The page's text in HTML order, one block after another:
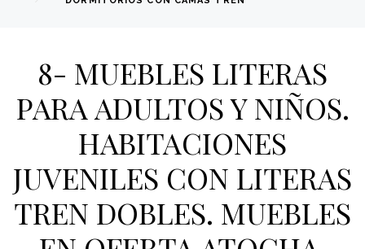
8- MUEBLES LITERAS
PARA ADULTOS Y NIÑOS.
HABITACIONES
JUVENILES CON LITERAS
TREN DOBLES. MUEBLES